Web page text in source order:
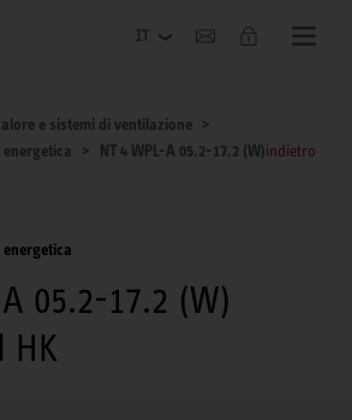
e sistemi di ventilazione
NT 4 WPL-A 05.2-17.2 (W)indietro
05.2-17.2 (W)
HK